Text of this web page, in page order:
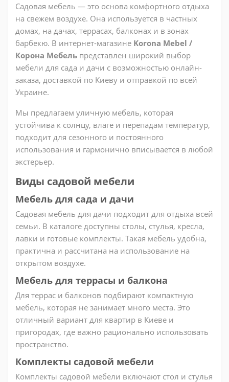
Садовая мебель — это основа комфортного отдыха
на свежем воздухе. Она используется в частных
домах, на дачах, террасах, балконах и в зонах
барбекю. В интернет-магазине Korona Mebel /
Корона Мебель представлен широкий выбор
мебели для сада и дачи с возможностью онлайн-
заказа, доставкой по Киеву и отправкой по всей
Украине.
Мы предлагаем уличную мебель, которая
устойчива к солнцу, влаге и перепадам температур,
подходит для сезонного и постоянного
использования и гармонично вписывается в любой
экстерьер.
Виды садовой мебели
Мебель для сада и дачи
Садовая мебель для дачи подходит для отдыха всей
семьи. В каталоге доступны столы, стулья, кресла,
лавки и готовые комплекты. Такая мебель удобна,
практична и рассчитана на использование на
открытом воздухе.
Мебель для террасы и балкона
Для террас и балконов подбирают компактную
мебель, которая не занимает много места. Это
отличный вариант для квартир в Киеве и
пригородах, где важно рационально использовать
пространство.
Комплекты садовой мебели
Комплекты садовой мебели включают стол и стулья